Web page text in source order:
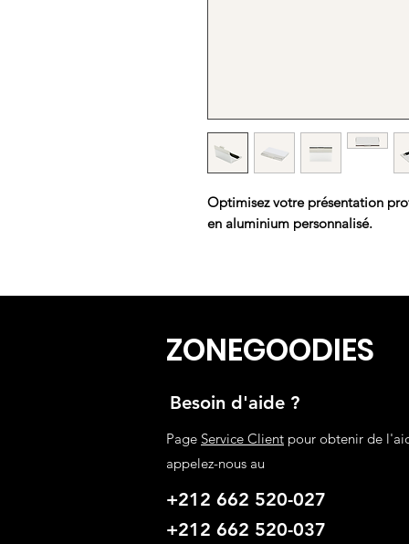
Optimisez votre présentation
en aluminium personnalisé.
ZONEGOODIES
Besoin d'aide ?
Page Service Client pour obtenir de
appelez-nous au
+212 662 520-027
+212 662 520-037